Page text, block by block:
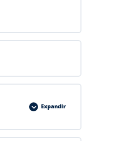
Expandir